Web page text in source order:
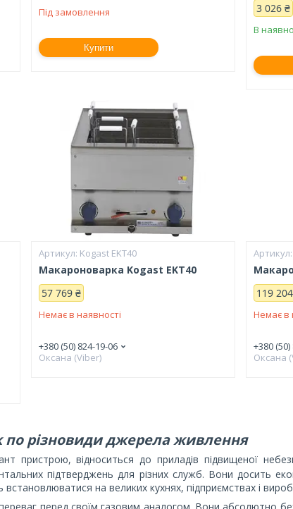
Під замовлення
Купити
3 026 ₴
В
Kogast EKT40
Макароноварка Kogast EKT40
57 769 ₴
Немає в наявності
+380 (50) 824-19-06
Оксана (Viber)
119
Немає в
+380
Оксана
різновиди джерела живлення
пристрою, відноситься до приладів підвищеної
підтверджень для різних служб. Вони досить
на великих кухнях, підприємствах і